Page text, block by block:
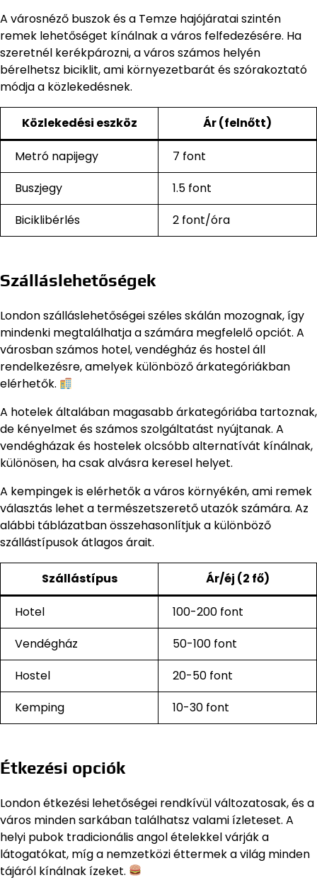
A városnéző buszok és a Temze hajójáratai szintén
remek lehetőséget kínálnak a város felfedezésére. Ha
szeretnél kerékpározni, a város számos helyén
bérelhetsz biciklit, ami környezetbarát és szórakoztató
módja a közlekedésnek.
Közlekedési eszköz Ár (felnőtt)
Metró napijegy
7 font
Buszjegy
1.5 font
Biciklibérlés
2 font/óra
Szálláslehetőségek
London szálláslehetőségei széles skálán mozognak, így
mindenki megtalálhatja a számára megfelelő opciót. A
városban számos hotel, vendégház és hostel áll
rendelkezésre, amelyek különböző árkategóriákban
elérhetők.
A hotelek általában magasabb árkategóriába tartoznak,
de kényelmet és számos szolgáltatást nyújtanak. A
vendégházak és hostelek olcsóbb alternatívát kínálnak,
különösen, ha csak alvásra keresel helyet.
A kempingek is elérhetők a város környékén, ami remek
választás lehet a természetszerető utazók számára. Az
alábbi táblázatban összehasonlítjuk a különböző
szállástípusok átlagos árait.
Szállástípus Ár/éj (2 fő)
Hotel
100-200 font
Vendégház
50-100 font
Hostel
20-50 font
Kemping
10-30 font
Étkezési opciók
London étkezési lehetőségei rendkívül változatosak, és a
város minden sarkában találhatsz valami ízleteset. A
helyi pubok tradicionális angol ételekkel várják a
látogatókat, míg a nemzetközi éttermek a világ minden
tájáról kínálnak ízeket.